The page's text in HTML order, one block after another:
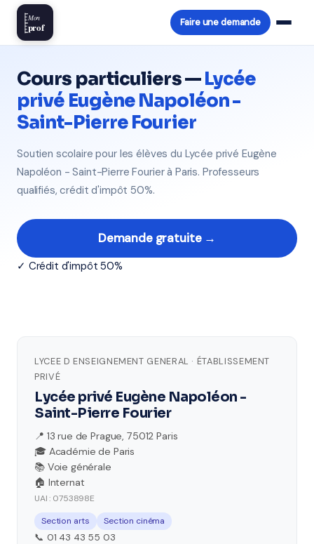
Mon
prof Faire une demande
Cours particuliers —Lycée
privé Eugène Napoléon -
Saint-Pierre Fourier
Soutien scolaire pour les élèves du Lycée privé Eugène
Napoléon - Saint-Pierre Fourier à Paris. Professeurs
qualifiés, crédit d'impôt 50%.
Demande gratuite →
✓ Crédit d'impôt 50%
LYCEE D ENSEIGNEMENT GENERAL · ÉTABLISSEMENT
PRIVÉ
Lycée privé Eugène Napoléon -
Saint-Pierre Fourier
📍 13 rue de Prague, 75012 Paris
🎓 Académie de Paris
📚 Voie générale
🏠 Internat
UAI : 0753898E
Section arts
Section cinéma
📞 01 43 43 55 03